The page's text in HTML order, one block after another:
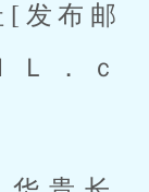
[发布邮
Ｌ．ｃ